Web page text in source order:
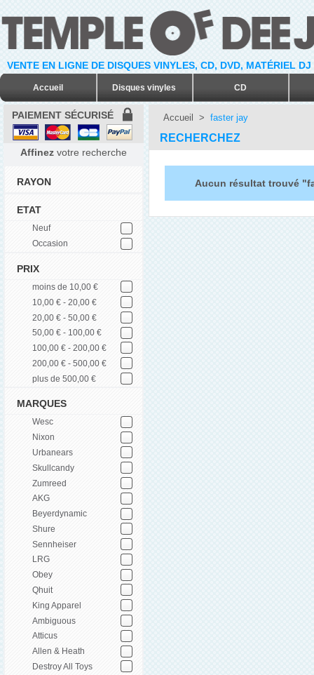
VENTE EN LIGNE DE DISQUES VINYLES, CD, DVD, MATÉRIEL
Accueil Disques vinyles CD
PAIEMENT SÉCURISÉ
Affinez votre recherche
RAYON
ETAT
Neuf
Occasion
PRIX
moins de 10,00 €
10,00 € - 20,00 €
20,00 € - 50,00 €
50,00 € - 100,00 €
100,00 € - 200,00 €
200,00 € - 500,00 €
plus de 500,00 €
MARQUES
Wesc
Nixon
Urbanears
Skullcandy
Zumreed
AKG
Beyerdynamic
Shure
Sennheiser
LRG
Obey
Qhuit
King Apparel
Ambiguous
Atticus
Allen & Heath
Destroy All Toys
Accueil > faster jay
RECHERCHEZ
Aucun résultat trouvé